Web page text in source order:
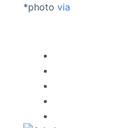
*photo via